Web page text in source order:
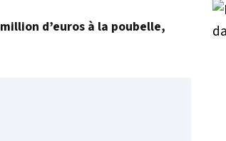
d’euros à la poubelle,